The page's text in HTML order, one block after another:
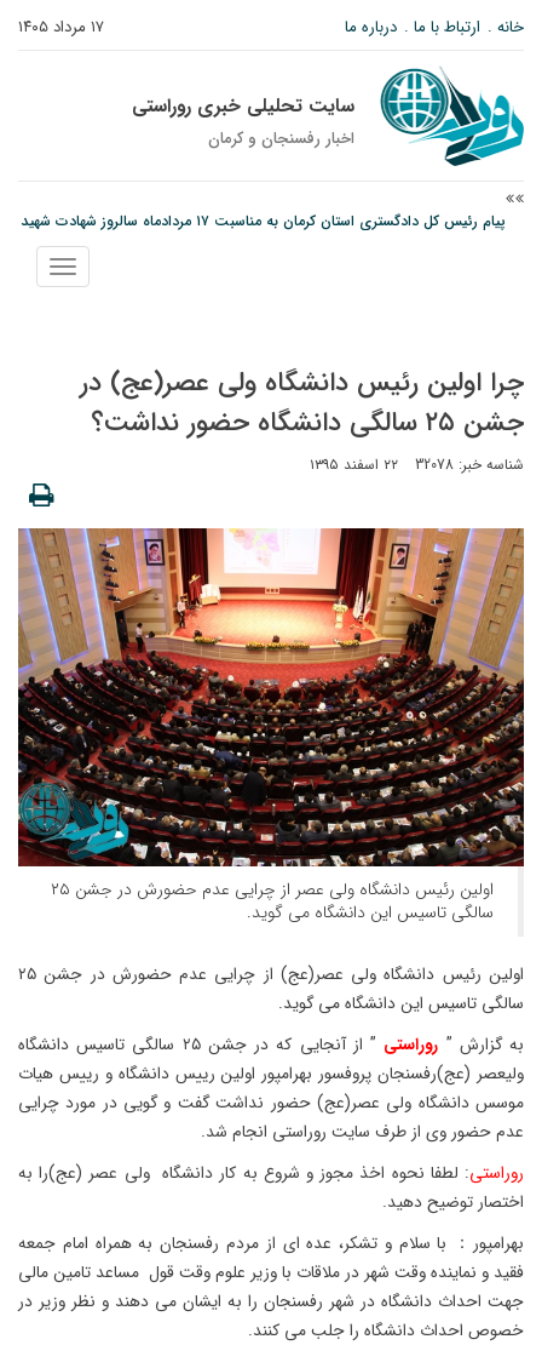
۱۷ مرداد ۱۴۰۵ خانه ارتباط با ما درباره ما
سایت تحلیلی خبری روراستی
اخبار رفسنجان و كرمان
پیام رئیس کل دادگستری استان کرمان به مناسبت ۱۷ مردادماه سالروز شهادت شهید
نمایش
منو
چرا اولین رئیس دانشگاه ولی عصر(عج) در
جشن ۲۵ سالگی دانشگاه حضور نداشت؟
شناسه خبر: 32078 ۲۲ اسفند ۱۳۹۵
اولین رئیس دانشگاه ولی عصر از چرایی عدم حضورش در جشن ۲۵
سالگی تاسیس این دانشگاه می گوید.
اولین رئیس دانشگاه ولی عصر(عج) از چرایی عدم حضورش در جشن ۲۵
سالگی تاسیس این دانشگاه می گوید.
به گزارش ” روراستی
” از آنجایی که در جشن ۲۵ سالگی تاسیس دانشگاه
ولیعصر (عج)رفسنجان پروفسور بهرامپور اولین رییس دانشگاه و رییس هیات
موسس دانشگاه ولی عصر(عج) حضور نداشت گفت و گویی در مورد چرایی
عدم حضور وی از طرف سایت روراستی انجام شد.
روراستی: لطفا نحوه اخذ مجوز و شروع به کار دانشگاه ولی عصر (عج)را به
اختصار توضیح دهید.
بهرامپور： با سلام و تشکر، عده ای از مردم رفسنجان به همراه امام جمعه
فقید و نماینده وقت شهر در ملاقات با وزیر علوم وقت قول مساعد تامین مالی
جهت احداث دانشگاه در شهر رفسنجان را به ایشان می دهند و نظر وزیر در
خصوص احداث دانشگاه را جلب می کنند.